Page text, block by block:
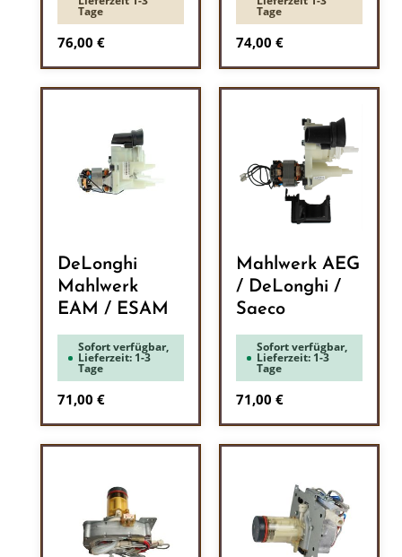
Tage
Regulärer Preis:
76,00 €
Tage
Regulärer Preis:
74,00 €
DeLonghi
Mahlwerk
EAM / ESAM
Sofort verfügbar,
Lieferzeit: 1-3
Tage
Regulärer Preis:
71,00 €
Mahlwerk AEG
/ DeLonghi /
Saeco
Sofort verfügbar,
Lieferzeit: 1-3
Tage
Regulärer Preis:
71,00 €